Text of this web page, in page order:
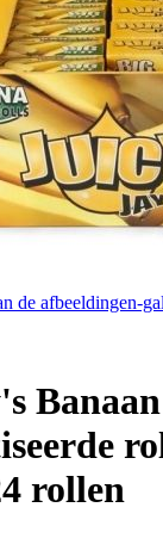
de afbeeldingen-
Banaan
rollen